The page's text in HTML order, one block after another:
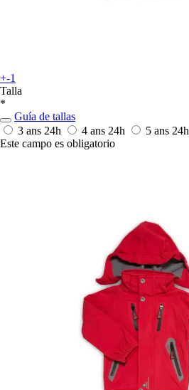
+-1
Talla
*
Guía de tallas
3 ans 24h 4 ans 24h 5 ans 24h
Este campo es obligatorio